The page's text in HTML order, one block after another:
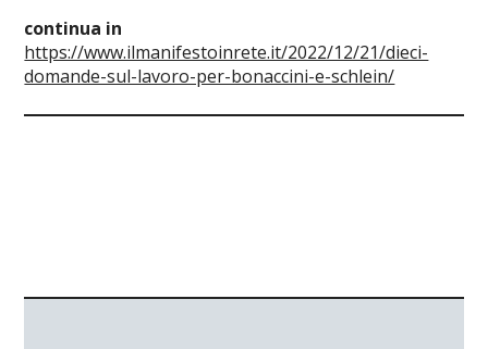
continua in
https://www.ilmanifestoinrete.it/2022/12/21/dieci-
domande-sul-lavoro-per-bonaccini-e-schlein/